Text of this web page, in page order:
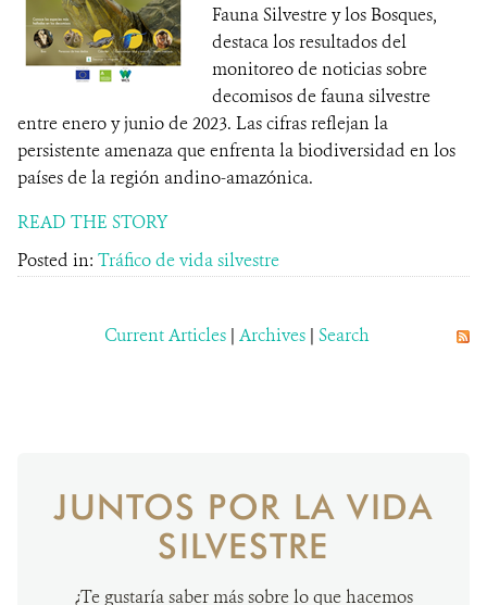
Fauna Silvestre y los Bosques,
destaca los resultados del
monitoreo de noticias sobre
decomisos de fauna silvestre
entre enero y junio de 2023. Las cifras reflejan la
persistente amenaza que enfrenta la biodiversidad en los
países de la región andino-amazónica.
READ THE STORY
Posted in: Tráfico de vida silvestre
Current Articles | Archives | Search
JUNTOS POR LA VIDA
SILVESTRE
¿Te gustaría saber más sobre lo que hacemos